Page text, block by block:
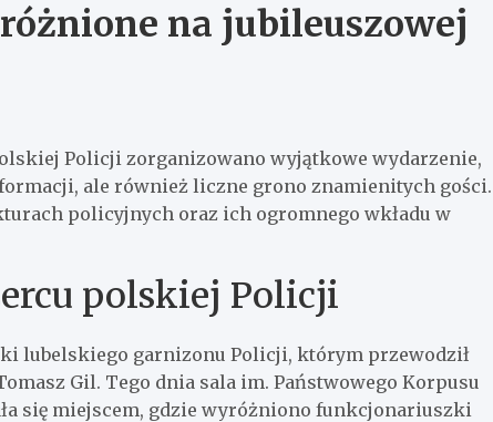
na jubileuszowej
Policji zorganizowano wyjątkowe wydarzenie,
ale również liczne grono znamienitych gości.
policyjnych oraz ich ogromnego wkładu w
polskiej Policji
lubelskiego garnizonu Policji, którym przewodził
Gil. Tego dnia sala im. Państwowego Korpusu
się miejscem, gdzie wyróżniono funkcjonariuszki